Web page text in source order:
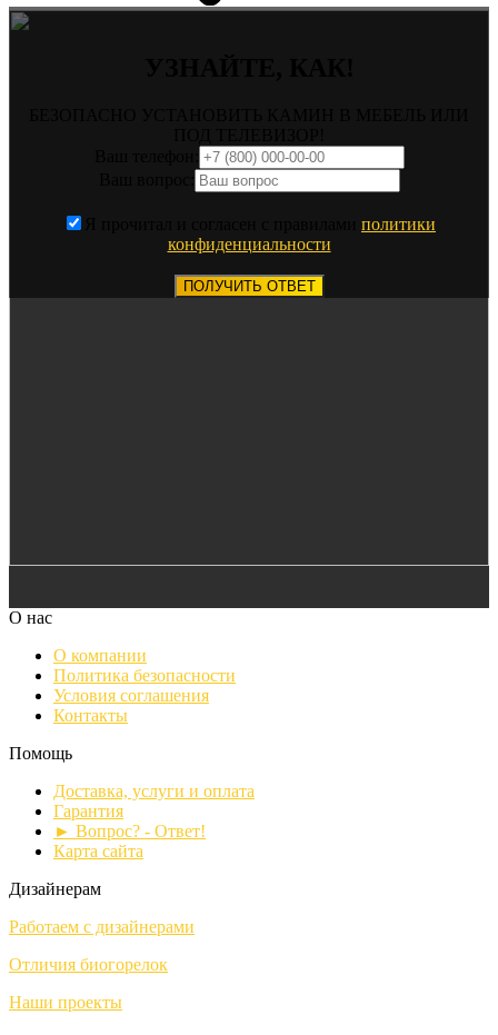
политики
конфиденциальности
ПОЛУЧИТЬ ОТВЕТ
О нас
О компании
Политика безопасности
Условия соглашения
Контакты
Помощь
Доставка, услуги и оплата
Гарантия
► Вопрос? - Ответ!
Карта сайта
Дизайнерам
Работаем с дизайнерами
Отличия биогорелок
Наши проекты